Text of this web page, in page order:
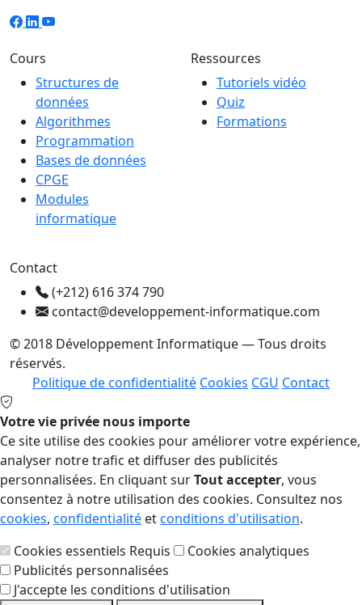
Cours
Structures de
données
Algorithmes
Programmation
Bases de données
CPGE
Modules
informatique
Ressources
Tutoriels vidéo
Quiz
Formations
Contact
(+212) 616 374 790
contact@developpement-informatique.com
© 2018 Développement Informatique — Tous droits
réservés.
Politique de confidentialité Cookies CGU Contact
Votre vie privée nous importe
Ce site utilise des cookies pour améliorer votre expérience,
analyser notre trafic et diffuser des publicités
personnalisées. En cliquant surTout accepter, vous
consentez à notre utilisation des cookies. Consultez nos
cookies, confidentialité etconditions d'utilisation.
Cookies essentiels Requis
Cookies analytiques
Publicités personnalisées
J'accepte les conditions d'utilisation